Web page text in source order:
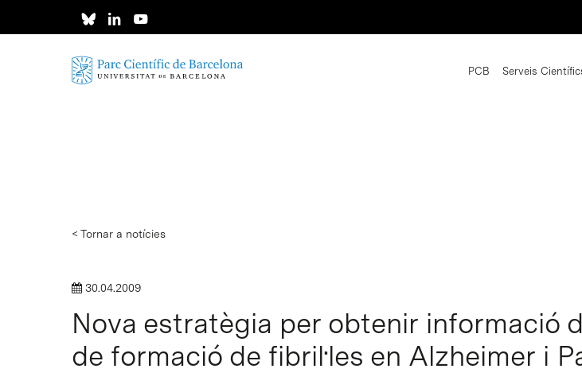
Intro per buscar o ESC per tancar
PCB Serveis
< Tornar a notícies
30.04.2009
Nova estratègia per obtenir informació
de formació de fibril·les en Alzheimer i